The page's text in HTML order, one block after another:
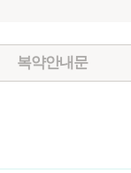
복약안내문